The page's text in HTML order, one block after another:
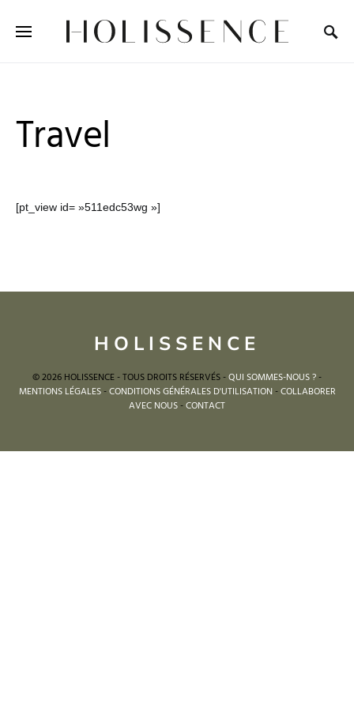
Travel
[pt_view id= »511edc53wg »]
HOLISSENCE
© 2026 HOLISSENCE - TOUS DROITS RÉSERVÉS -QUI SOMMES-NOUS ?-
MENTIONS LÉGALES-CONDITIONS GÉNÉRALES D'UTILISATION-COLLABORER
AVEC NOUS-CONTACT